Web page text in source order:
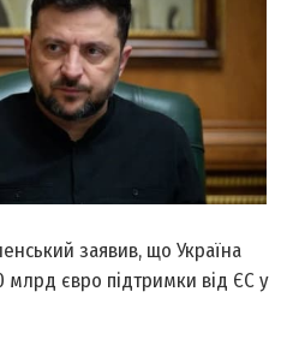
заявив, що Україна
млрд євро підтримки від ЄС у